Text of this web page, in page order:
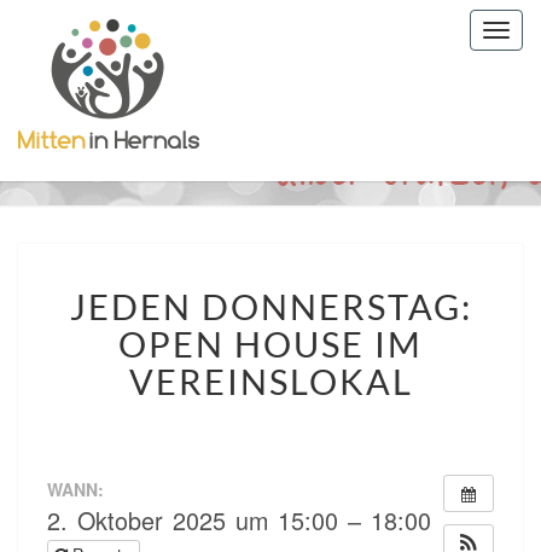
DONNERSTAG:
OPEN
HOUSE
IM
JEDEN DONNERSTAG:
OPEN HOUSE IM
VEREINSLOKAL
WANN:
2. Oktober 2025 um 15:00 – 18:00